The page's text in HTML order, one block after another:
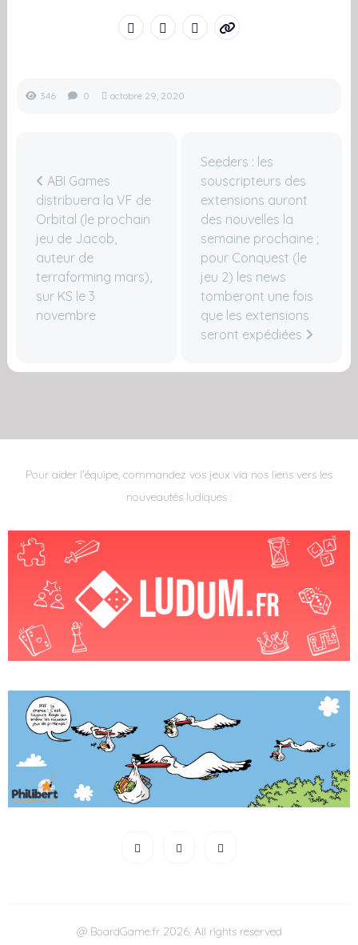
346 0 octobre 29, 2020
ABI Games
distribuera la VF de
Orbital (le prochain
jeu de Jacob,
auteur de
terraforming mars),
sur KS le 3
novembre
Seeders : les
souscripteurs des
extensions auront
des nouvelles la
semaine prochaine ;
pour Conquest (le
jeu 2) les news
tomberont une fois
que les extensions
seront expédiées
Pour aider l'équipe, commandez vos jeux via nos liens vers les
nouveautés ludiques :
@ BoardGame.fr 2026. All rights reserved